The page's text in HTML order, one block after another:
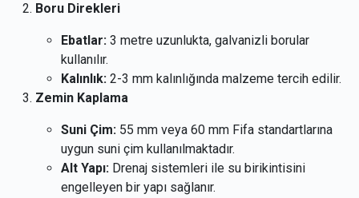
Boru Direkleri
Ebatlar: 3 metre uzunlukta, galvanizli borular
kullanılır.
Kalınlık: 2-3 mm kalınlığında malzeme tercih edilir.
Zemin Kaplama
Suni Çim: 55 mm veya 60 mm Fifa standartlarına
uygun suni çim kullanılmaktadır.
Alt Yapı: Drenaj sistemleri ile su birikintisini
engelleyen bir yapı sağlanır.